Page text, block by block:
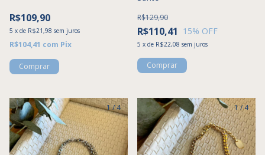
R$109,90
5 x de R$21,98 sem juros
R$104,41 com Pix
Comprar
R$110,41
R$129,90
15% OFF
5 x de R$22,08 sem juros
1/4 1/4